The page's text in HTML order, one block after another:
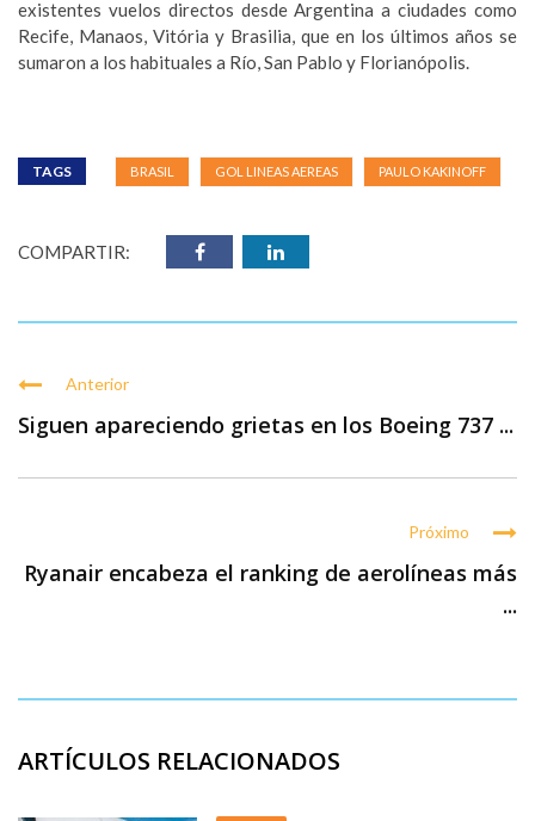
existentes vuelos directos desde Argentina a ciudades como
Recife, Manaos, Vitória y Brasilia, que en los últimos años se
sumaron a los habituales a Río, San Pablo y Florianópolis.
TAGS BRASIL GOL LINEAS AEREAS PAULO KAKINOFF
COMPARTIR:
Anterior
Siguen apareciendo grietas en los Boeing 737 ...
Próximo
Ryanair encabeza el ranking de aerolíneas más
...
ARTÍCULOS RELACIONADOS